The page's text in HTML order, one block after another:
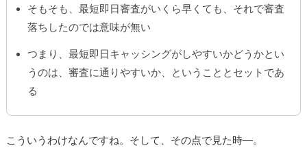
そもそも、最短即日審査がいくら早くても、それで審査
落ちしたのでは意味が無い
つまり、最短即日キャッシングがしやすいかどうかとい
うのは、審査に通りやすいか、ということとセットであ
る
こういうわけなんですね。そして、その点で見た時―。